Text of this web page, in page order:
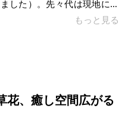
した）。先々代は現地に行
現地確認をしたことがあり
本宿（新東名岡崎東IC、東
道23号 蒲郡IC）からのア
もっと見る
花、癒し空間広がる